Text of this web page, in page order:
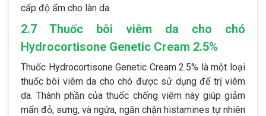
cấp độ ẩm cho làn da.
2.7 Thuốc bôi viêm da cho chó
Hydrocortisone Genetic Cream 2.5%
Thuốc Hydrocortisone Genetic Cream 2.5% là một loại
thuốc bôi viêm da cho chó được sử dụng để trị viêm
da. Thành phần của thuốc chống viêm này giúp giảm
mẩn đỏ, sưng, và ngứa, ngăn chặn histamines tự nhiên